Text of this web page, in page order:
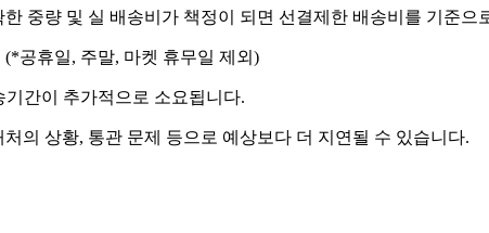
중량 및 실 배송비가 책정이 되면 선결제한 배송비를 기준으
공휴일, 주말, 마켓 휴무일 제외)
간이 추가적으로 소요됩니다.
의 상황, 통관 문제 등으로 예상보다 더 지연될 수 있습니다.